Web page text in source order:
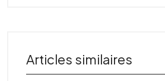
Articles similaires